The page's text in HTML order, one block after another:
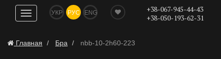
Показать
навигацию
УКР РУС ENG
+38-067-945-44-43
+38-050-193-62-31
Главная Бра nbb-10-2h60-223